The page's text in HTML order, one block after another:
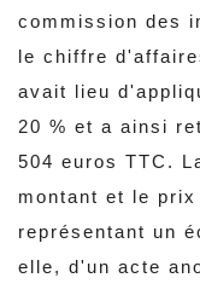
commission des
le chiffre
avait lieu
20 % et a ainsi
504 euros TTC.
montant et le
représentant un
elle, d'un acte